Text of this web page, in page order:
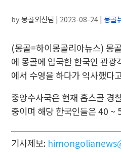
by몽골외신팀 | 2023-08-24|몽골
(몽골=하이몽골리아뉴스) 몽
에 몽골에 입국한 한국인 관
에서 수영을 하다가 익사했다
중앙수사국은 현재 홉스골 경
중이며 해당 한국인들은 40 ~
기사제보: